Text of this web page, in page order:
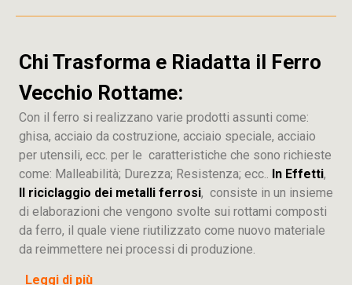
Chi Trasforma e Riadatta il Ferro
Vecchio Rottame:
Con il ferro si realizzano varie prodotti assunti come:
ghisa, acciaio da costruzione, acciaio speciale, acciaio
per utensili, ecc. per le caratteristiche che sono richieste
come: Malleabilità; Durezza; Resistenza; ecc.. In Effetti,
Il riciclaggio dei metalli ferrosi, consiste in un insieme
di elaborazioni che vengono svolte sui rottami composti
da ferro, il quale viene riutilizzato come nuovo materiale
da reimmettere nei processi di produzione.
Leggi di più